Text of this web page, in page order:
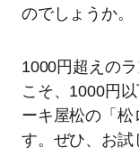
のでしょうか。
1000円超えの
こそ、1000円
ーキ屋松の「
す。ぜひ、お試